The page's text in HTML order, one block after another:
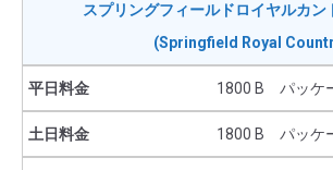
スプリングフィールドロイヤルカン
(Springfield Royal
1800 B パッケ
1800 B パッケ